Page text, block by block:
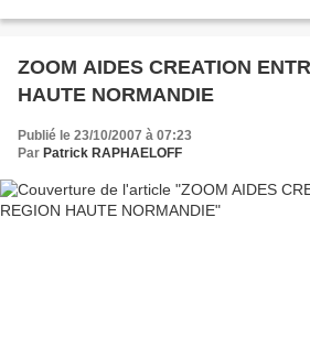
ZOOM AIDES CREATION
HAUTE NORMANDIE
Publié le 23/10/2007 à 07:23
Par Patrick RAPHAELOFF